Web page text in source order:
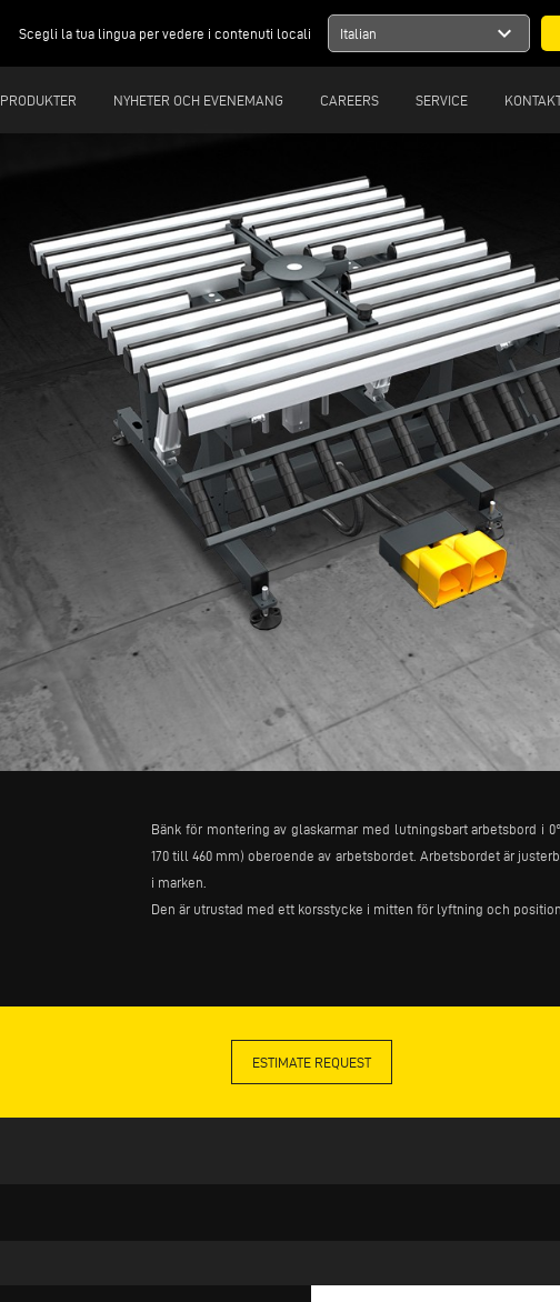
Scegli la tua lingua per vedere i contenuti locali Italian expand_more
PRODUKTER NYHETER OCH EVENEMANG CAREERS SERVICE
Bänk för montering av glaskarmar med lutningsbart arbetsbord i
170 till 460 mm) oberoende av arbetsbordet. Arbetsbordet är
i marken.
Den är utrustad med ett korsstycke i mitten för lyftning och
ESTIMATE REQUEST